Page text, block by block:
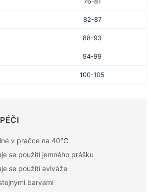
82-87
88-93
94-99
100-105
v pračce na 40°C
se použití jemného prášku
se použití aviváže
barvami